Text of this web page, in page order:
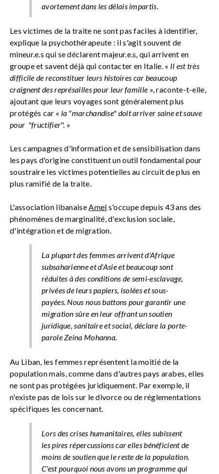
avortement dans les délais impartis.
Les victimes de la traite ne sont pas faciles à identifier,
explique la psychothérapeute : il s'agit souvent de
mineur.e.s qui se déclarent majeur.e.s, qui arrivent en
groupe et savent déjà qui contacter en Italie. « Il est très
difficile de reconstituer leurs histoires car beaucoup
craignent des représailles pour leur famille », raconte-t-elle,
ajoutant que leurs voyages sont généralement plus
protégés car « la "marchandise" doit arriver saine et sauve
pour "fructifier". »
Les campagnes d'information et de sensibilisation dans
les pays d'origine constituent un outil fondamental pour
soustraire les victimes potentielles au circuit de plus en
plus ramifié de la traite.
L'association libanaiseAmel s'occupe depuis 43 ans des
phénomènes de marginalité, d'exclusion sociale,
d'intégration et de migration.
La plupart des femmes arrivent d'Afrique
subsaharienne et d'Asie et beaucoup sont
réduites à des conditions de semi-esclavage,
privées de leurs papiers, isolées et sous-
payées. Nous nous battons pour garantir une
migration sûre en leur offrant un soutien
juridique, sanitaire et social, déclare la porte-
parole Zeina Mohanna.
Au Liban, les femmes représentent la moitié de la
population mais, comme dans d'autres pays arabes, elles
ne sont pas protégées juridiquement. Par exemple, il
n'existe pas de lois sur le divorce ou de réglementations
spécifiques les concernant.
Lors des crises humanitaires, elles subissent
les pires répercussions car elles bénéficient de
moins de soutien que le reste de la population.
C'est pourquoi nous avons un programme qui